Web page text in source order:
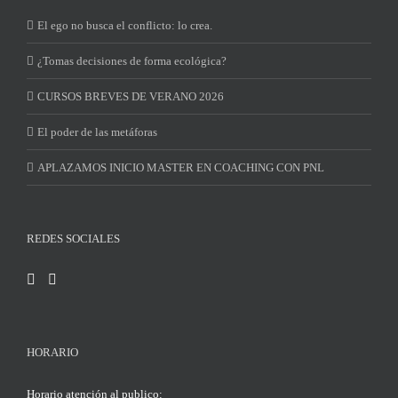
El ego no busca el conflicto: lo crea.
¿Tomas decisiones de forma ecológica?
CURSOS BREVES DE VERANO 2026
El poder de las metáforas
APLAZAMOS INICIO MASTER EN COACHING CON PNL
REDES SOCIALES
HORARIO
Horario atención al publico: